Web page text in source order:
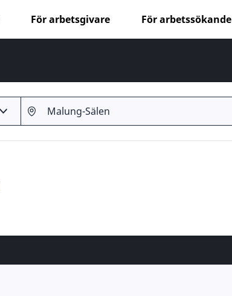
För arbetsgivare För arbetssökande